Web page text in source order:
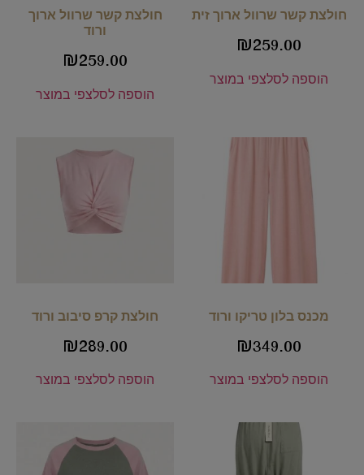
חולצת קשר שרוול ארוך זית
₪259.00
הוספה לסלצפי במוצר
חולצת קשר שרוול ארוך
ורוד
₪259.00
הוספה לסלצפי במוצר
מכנס בלון טריקו ורוד
₪349.00
הוספה לסלצפי במוצר
חולצת קרפ סיבוב ורוד
₪289.00
הוספה לסלצפי במוצר